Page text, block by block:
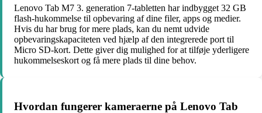
Lenovo Tab M7 3. generation 7-tabletten har indbygget 32 GB
flash-hukommelse til opbevaring af dine filer, apps og medier.
Hvis du har brug for mere plads, kan du nemt udvide
opbevaringskapaciteten ved hjælp af den integrerede port til
Micro SD-kort. Dette giver dig mulighed for at tilføje yderligere
hukommelseskort og få mere plads til dine behov.
Hvordan fungerer kameraerne på Lenovo Tab